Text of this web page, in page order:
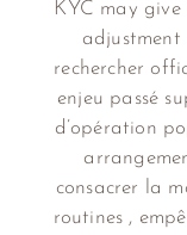
KYC may
adjustment
rechercher
enjeu passé
d’opération
consacrer la
routines ,